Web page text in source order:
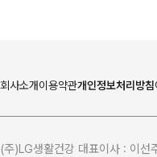
회사소개이용약관개인정보처리방침
(주)LG생활건강 대표이사 : 이